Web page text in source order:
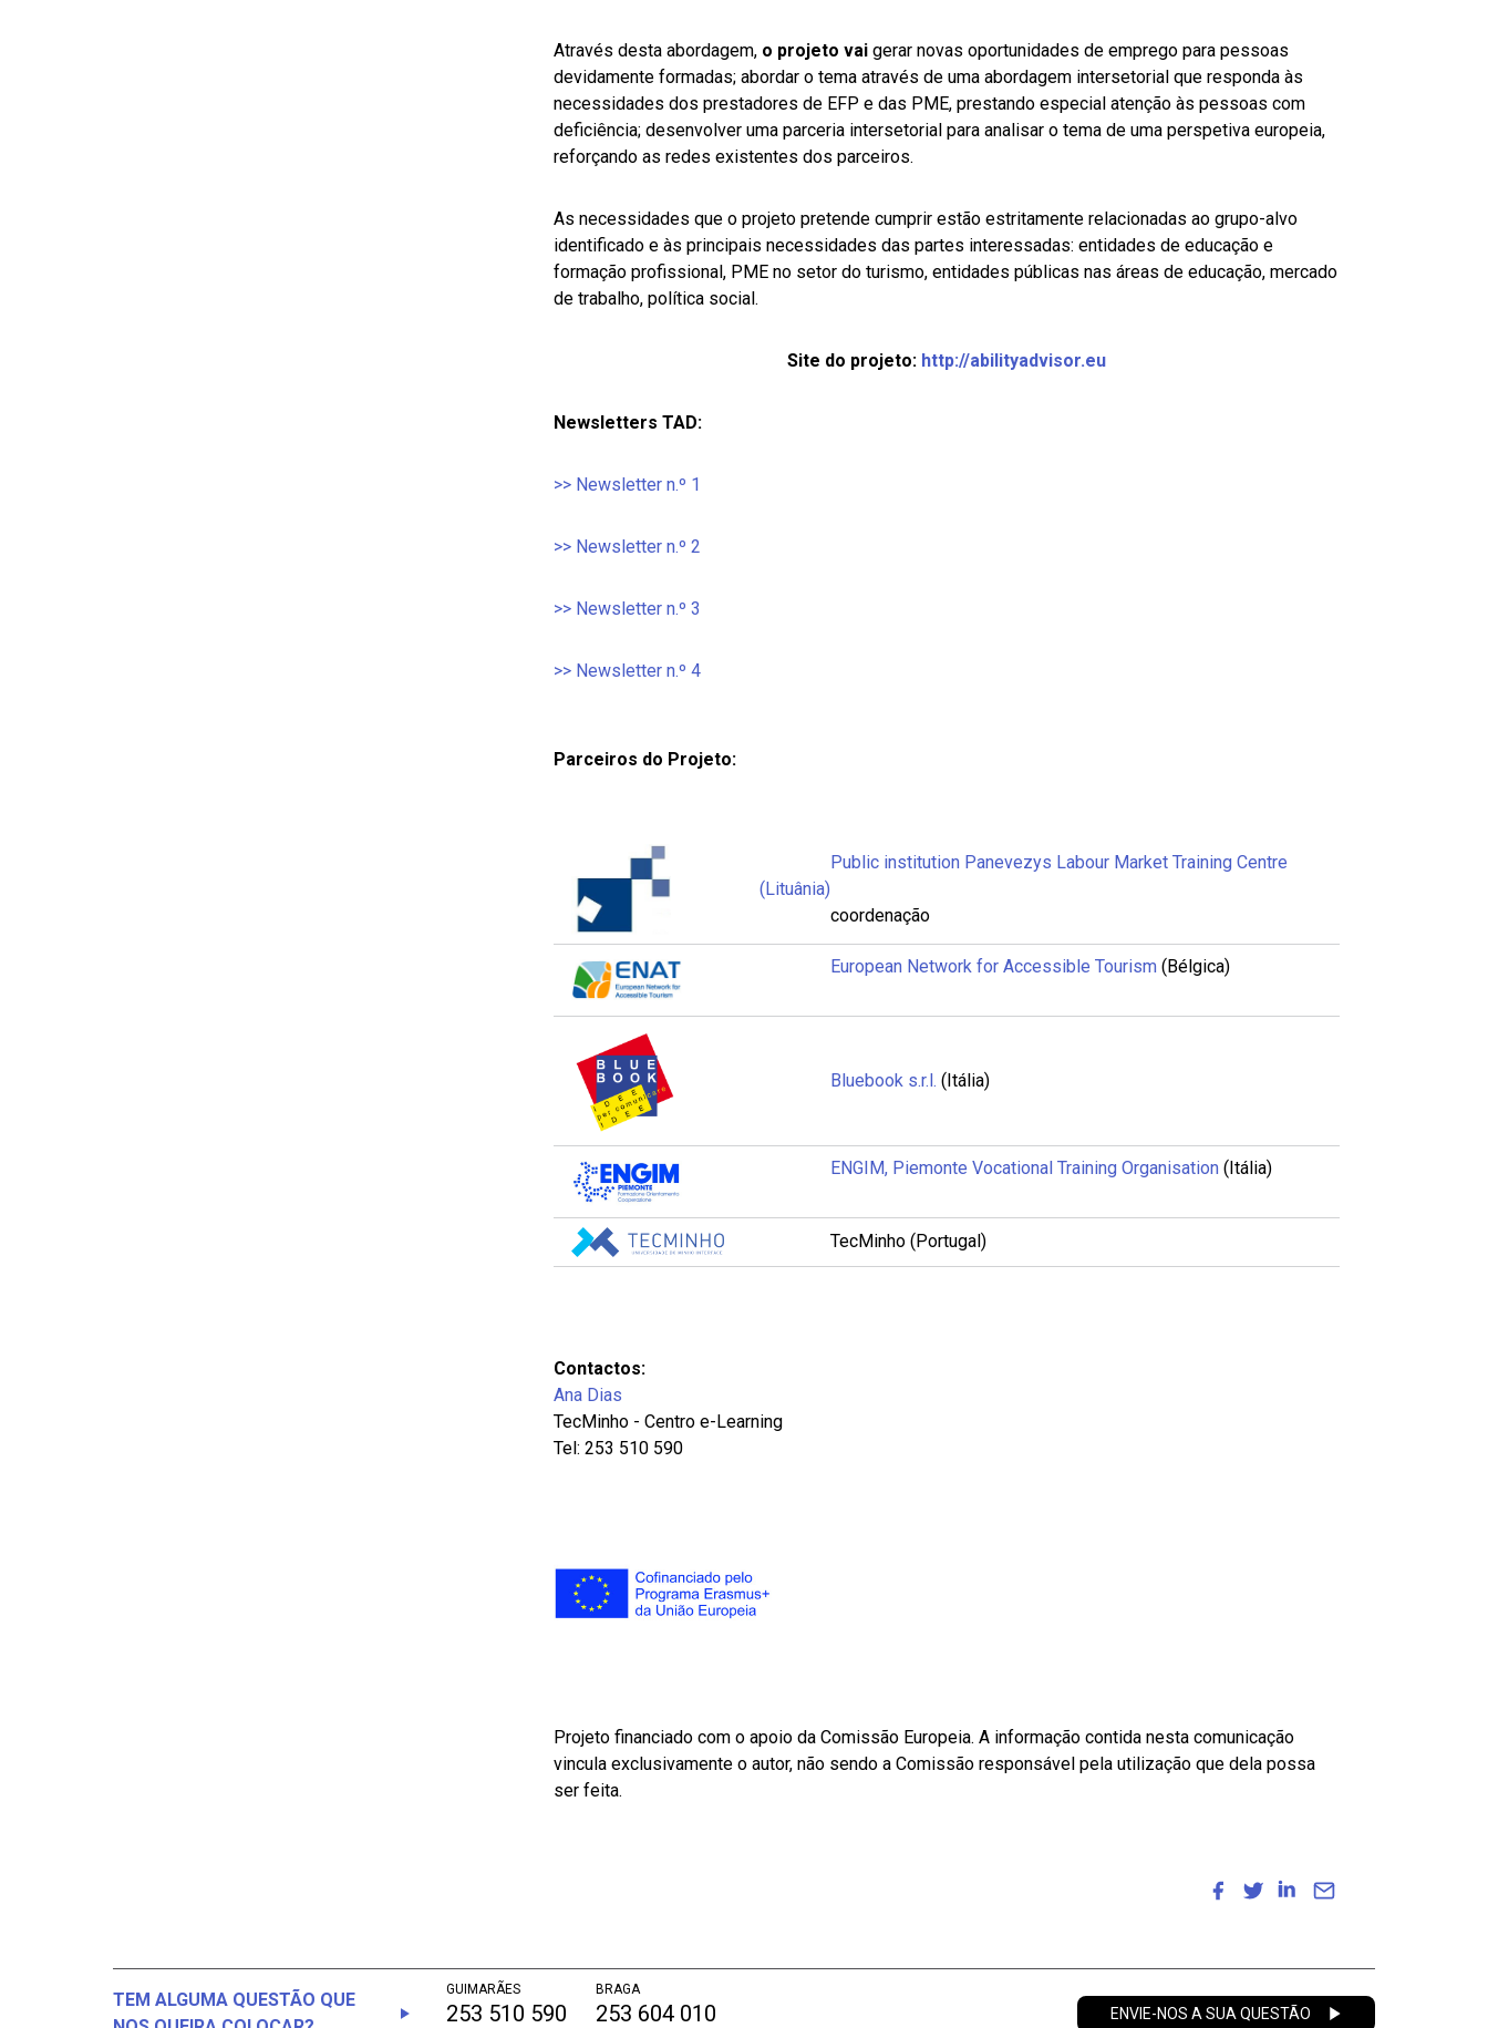
Através desta abordagem, o projeto vai gerar novas oportunidades de emprego para pessoas
devidamente formadas; abordar o tema através de uma abordagem intersetorial que responda às
necessidades dos prestadores de EFP e das PME, prestando especial atenção às pessoas com
deficiência; desenvolver uma parceria intersetorial para analisar o tema de uma perspetiva europeia,
reforçando as redes existentes dos parceiros.
As necessidades que o projeto pretende cumprir estão estritamente relacionadas ao grupo-alvo
identificado e às principais necessidades das partes interessadas: entidades de educação e
formação profissional, PME no setor do turismo, entidades públicas nas áreas de educação, mercado
de trabalho, política social.
Site do projeto: http://abilityadvisor.eu
Newsletters TAD:
>> Newsletter n.º 1
>> Newsletter n.º 2
>> Newsletter n.º 3
>> Newsletter n.º 4
Parceiros do Projeto:
Public institution Panevezys Labour Market Training Centre
(Lituânia)
coordenação
European Network for Accessible Tourism (Bélgica)
Bluebook s.r.l. (Itália)
ENGIM, Piemonte Vocational Training Organisation (Itália)
TecMinho (Portugal)
Contactos:
Ana Dias
TecMinho - Centro e-Learning
Tel: 253 510 590
Projeto financiado com o apoio da Comissão Europeia. A informação contida nesta comunicação
vincula exclusivamente o autor, não sendo a Comissão responsável pela utilização que dela possa
ser feita.
TEM ALGUMA QUESTÃO QUE
GUIMARÃES
253 510 590
BRAGA
253 604 010 ENVIE-NOS A SUA QUESTÃO